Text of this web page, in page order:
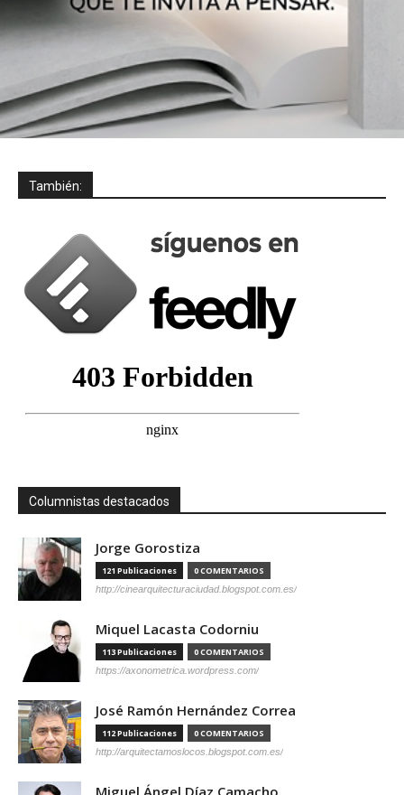
También:
Columnistas destacados
Jorge Gorostiza
121 Publicaciones 0 COMENTARIOS
http://cinearquitecturaciudad.blogspot.com.es/
Miquel Lacasta Codorniu
113 Publicaciones 0 COMENTARIOS
https://axonometrica.wordpress.com/
José Ramón Hernández Correa
112 Publicaciones 0 COMENTARIOS
http://arquitectamoslocos.blogspot.com.es/
Miguel Ángel Díaz Camacho